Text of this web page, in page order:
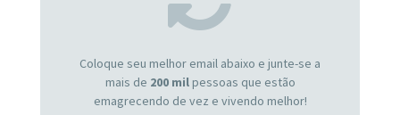
Coloque seu melhor email abaixo e junte-se a
mais de 200 milpessoas que estão
emagrecendo de vez e vivendo melhor!